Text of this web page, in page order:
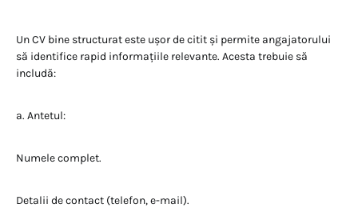
Un CV bine structurat este ușor de citit și permite angajatorului
să identifice rapid informațiile relevante. Acesta trebuie să
includă:
a. Antetul:
Numele complet.
Detalii de contact (telefon, e-mail).